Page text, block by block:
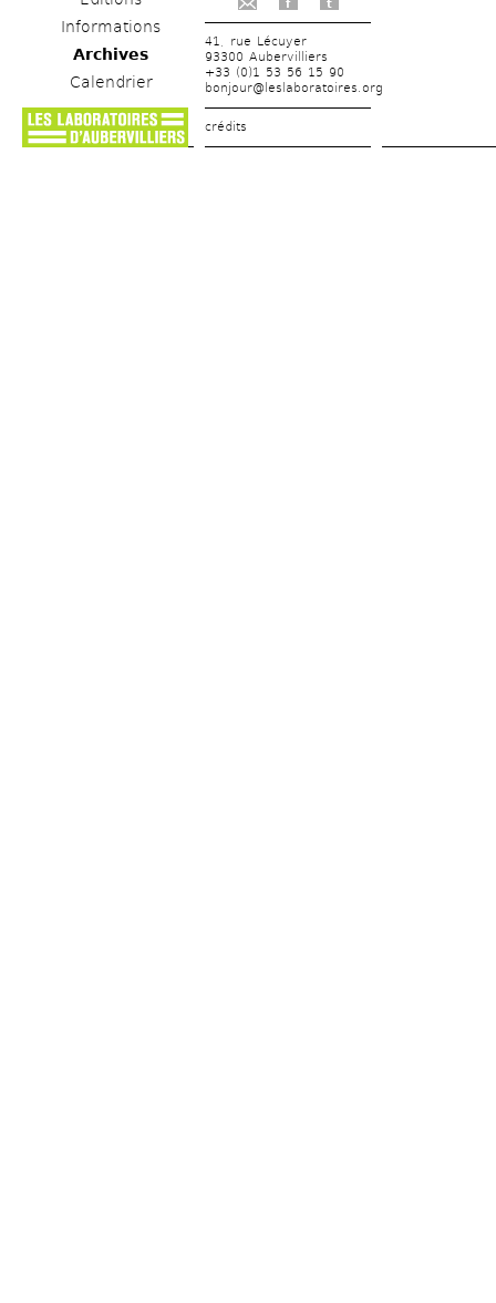
Informations
Archives
Calendrier
f t
41, rue Lécuyer
93300 Aubervilliers
+33 (0)1 53 56 15 90
bonjour@leslaboratoires.org
crédits